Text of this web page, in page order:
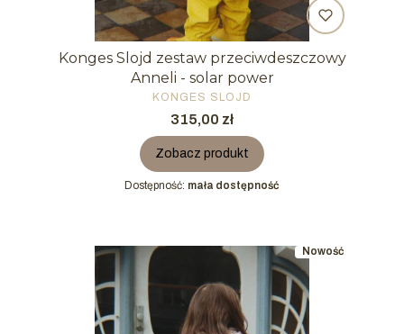
Konges Slojd zestaw przeciwdeszczowy
Anneli - solar power
PRODUCENT
KONGES SLOJD
Cena
315,00 zł
Zobacz produkt
Dostępność: mała dostępność
Nowość